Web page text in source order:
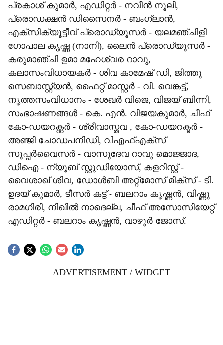
പ്രകാശ് കുമാർ, എഡിറ്റർ - നവീൻ നൂലി,
പ്രൊഡക്ഷൻ ഡിസൈനർ - ബംഗ്ലാൻ,
എക്സിക്യൂട്ടീവ് പ്രൊഡ്യൂസർ - യലമഞ്ചിളി
ഗോപാല കൃഷ്ണ (നാനി), ലൈൻ പ്രൊഡ്യൂസർ -
കരുമാഞ്ചി ഉമാ മഹേശ്വര റാവു,
കലാസംവിധായകർ - ശിവ കാമേഷ് ഡി, ജിത്തു
സെബാസ്റ്റ്യൻ, ഫൈറ്റ് മാസ്റ്റർ - വി. വെങ്കട്ട്,
നൃത്തസംവിധാനം - ശേഖർ വിജെ, വിജയ് ബിന്നി,
സംഭാഷണങ്ങൾ - കെ. എൻ. വിജയകുമാർ, ചീഫ്
കോ-ഡയറക്റ്റർ - ശ്രീവാസ്തവ , കോ-ഡയറക്ടർ -
അഞ്ജി ചോഡപനിഡി, വിഎഫ്എക്സ്
സൂപ്പർവൈസർ - വാസുദേവ റാവു മൊജ്ജാദ,
ഡിഐ - ന്യൂബ് സ്റ്റുഡിയോസ്, കളറിസ്റ്റ് -
വൈശാഖ് ശിവ, ഡോൾബി അറ്റ്മോസ് മിക്സ് - ടി.
ഉദയ് കുമാർ, ടീസർ കട്ട് - ബലറാം കൃഷ്ണൻ, വിഷ്ണു
രാമഗിരി, നിഖിൽ നാദെല്ല, ചീഫ് അസോസിയേറ്റ്
എഡിറ്റർ - ബലറാം കൃഷ്ണൻ, വാഴൂർ ജോസ്.
ADVERTISEMENT / WIDGET